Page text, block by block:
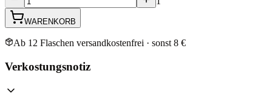
WARENKORB
Ab 12 Flaschen versandkostenfrei · sonst 8 €
Verkostungsnotiz